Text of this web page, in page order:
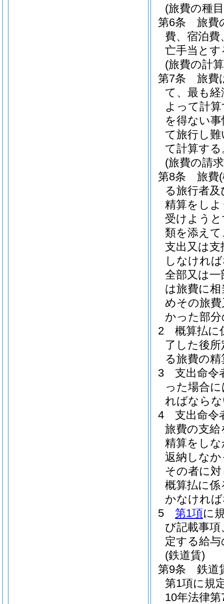
(旅費の種
第6条
旅費
費、宿泊費
亡手当とす
(旅費の計
第7条
旅費
て、最も
よって計
を得ない
て旅行し
て計算する
(旅費の請
第8条
旅費
る旅行者
精算をし
受けよう
類を添え
支出又は
しなけれ
全部又は
は旅費に
めその旅
かった部
2
概算払に
了した後
る旅費の
3
支出命令
った場合
ればなら
4
支出命令
旅費の支
精算をし
返納しな
その者に
概算払に
かなけれ
5
第1項に
び記載事項
定する給
(鉄道賃)
第9条
鉄道
第1項に規
10年法律第